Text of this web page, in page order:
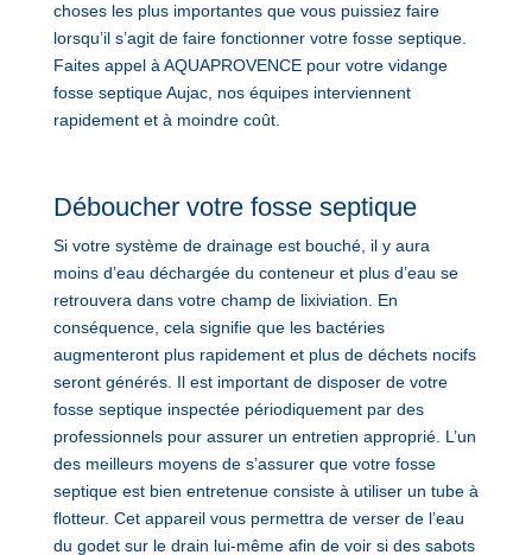
choses les plus importantes que vous puissiez faire
lorsqu’il s’agit de faire fonctionner votre fosse septique.
Faites appel à AQUAPROVENCE pour votre vidange
fosse septique Aujac, nos équipes interviennent
rapidement et à moindre coût.
Déboucher votre fosse septique
Si votre système de drainage est bouché, il y aura
moins d’eau déchargée du conteneur et plus d’eau se
retrouvera dans votre champ de lixiviation. En
conséquence, cela signifie que les bactéries
augmenteront plus rapidement et plus de déchets nocifs
seront générés. Il est important de disposer de votre
fosse septique inspectée périodiquement par des
professionnels pour assurer un entretien approprié. L’un
des meilleurs moyens de s’assurer que votre fosse
septique est bien entretenue consiste à utiliser un tube à
flotteur. Cet appareil vous permettra de verser de l’eau
du godet sur le drain lui-même afin de voir si des sabots